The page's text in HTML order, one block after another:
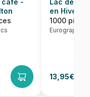
en Hiver
1000
Eurographics
13,95€